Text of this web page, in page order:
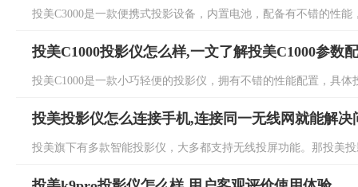
投美C3000是一款便携式投影设备，内置电池，配备有不错的性
投美C1000投影仪怎么样,一文了解投美C1000参数
投美C1000是一款小巧轻便的投影仪，拥有不错的性能配置，具
投美投影仪怎么连接手机,连接同一无线网就能解决
投美旗下有多款智能投影仪，大多都支持无线投屏功能。那投美